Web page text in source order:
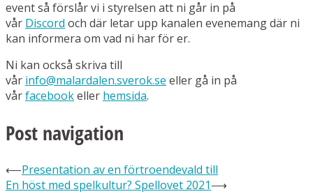
event så förslår vi i styrelsen att ni går in på
vår Discord och där letar upp kanalen evenemang där ni
kan informera om vad ni har för er.
Ni kan också skriva till
vår info@malardalen.sverok.se eller gå in på
vårfacebookeller hemsida.
Post navigation
⟵Presentation av en förtroendevald till
En höst med spelkultur? Spellovet 2021⟶